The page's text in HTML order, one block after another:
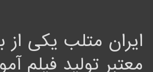
ایران متلب یکی از
معتبر تولید فیلم